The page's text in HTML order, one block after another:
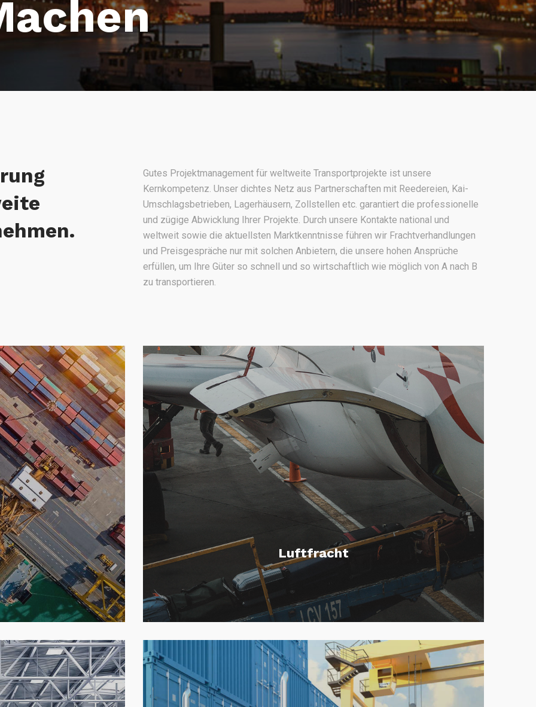
Gutes Projektmanagement für weltweite Transportprojekte ist unsere
Kernkompetenz. Unser dichtes Netz aus Partnerschaften mit Reedereien, Kai-
Umschlagsbetrieben, Lagerhäusern, Zollstellen etc. garantiert die professionelle
und zügige Abwicklung Ihrer Projekte. Durch unsere Kontakte national und
weltweit sowie die aktuellsten Marktkenntnisse führen wir Frachtverhandlungen
und Preisgespräche nur mit solchen Anbietern, die unsere hohen Ansprüche
erfüllen, um Ihre Güter so schnell und so wirtschaftlich wie möglich von A nach B
zu transportieren.
Luftfracht